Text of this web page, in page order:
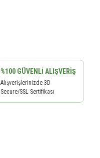
%100 GÜVENLI ALIŞVERIŞ
Alışverişlerinizde 3D
Secure/SSL Sertifikası